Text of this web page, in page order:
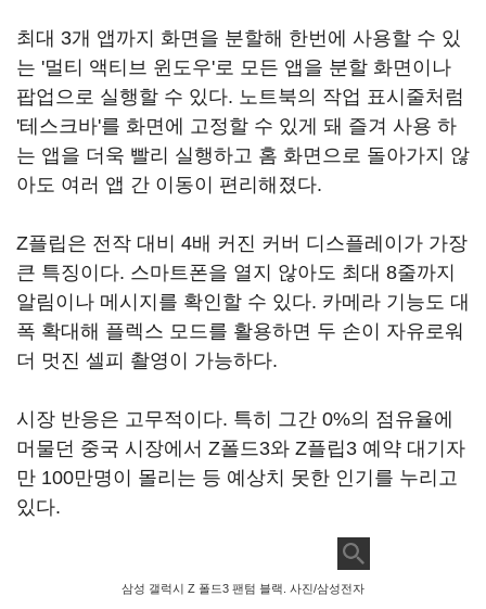
최대 3개 앱까지 화면을 분할해 한번에 사용할 수 있
는 '멀티 액티브 윈도우'로 모든 앱을 분할 화면이나
팝업으로 실행할 수 있다. 노트북의 작업 표시줄처럼
'테스크바'를 화면에 고정할 수 있게 돼 즐겨 사용 하
는 앱을 더욱 빨리 실행하고 홈 화면으로 돌아가지 않
아도 여러 앱 간 이동이 편리해졌다.
Z플립은 전작 대비 4배 커진 커버 디스플레이가 가장
큰 특징이다. 스마트폰을 열지 않아도 최대 8줄까지
알림이나 메시지를 확인할 수 있다. 카메라 기능도 대
폭 확대해 플렉스 모드를 활용하면 두 손이 자유로워
더 멋진 셀피 촬영이 가능하다.
시장 반응은 고무적이다. 특히 그간 0%의 점유율에
머물던 중국 시장에서 Z폴드3와 Z플립3 예약 대기자
만 100만명이 몰리는 등 예상치 못한 인기를 누리고
있다.
삼성 갤럭시 Z 폴드3 팬텀 블랙. 사진/삼성전자